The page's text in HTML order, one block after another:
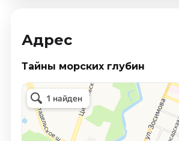
Адрес
Тайны морских глубин